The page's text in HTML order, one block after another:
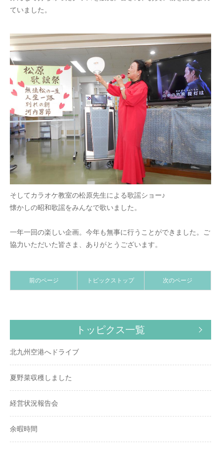
ていました。
そしてカラオケ教室の松原先生による歌謡ショー♪
懐かしの昭和歌謡をみんなで歌いました。
一年一回の楽しい企画。今年も無事に行うことができました。ご
協力いただいた皆さま、ありがとうございます。
前のページ トピックストップ 次のページ
トッピクス一覧
北九州空港へドライブ
夏野菜収穫しました
経営状況報告会
余暇時間